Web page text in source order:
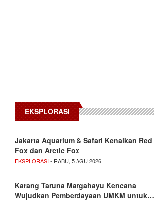
EKSPLORASI
Jakarta Aquarium & Safari Kenalkan Red
Fox dan Arctic Fox
EKSPLORASI- RABU, 5 AGU 2026
Karang Taruna Margahayu Kencana
Wujudkan Pemberdayaan UMKM untuk…